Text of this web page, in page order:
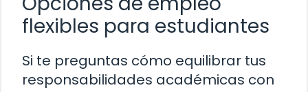
flexibles para estudiantes
Si te preguntas cómo equilibrar tus
responsabilidades académicas con